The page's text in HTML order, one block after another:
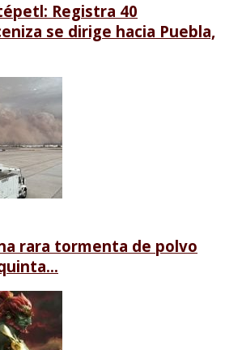
Registra 40
se dirige hacia Puebla,
rara tormenta de polvo